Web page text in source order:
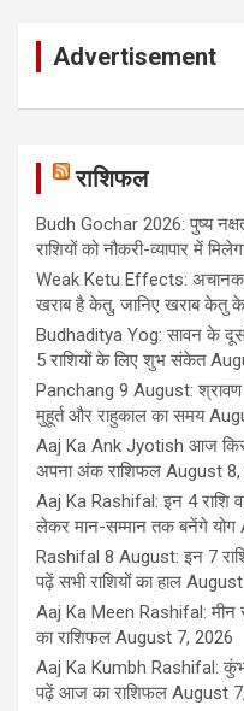
Advertisement
राशिफल
Budh Gochar 2026: पुष्य
राशियों को नौकरी-व्यापार में
Weak Ketu Effects: अचानक
खराब है केतु, जानिए खराब केतु
Budhaditya Yog: सावन के दूसरे
5 राशियों के लिए शुभ संकेत
Panchang 9 August: श्रावण
मुहूर्त और राहुकाल का समय
Aaj Ka Ank Jyotish आज किसे
अपना अंक राशिफल August 8,
Aaj Ka Rashifal: इन 4 राशि
लेकर मान-सम्मान तक बनेंगे योग
Rashifal 8 August: इन 7
पढ़ें सभी राशियों का हाल
Aaj Ka Meen Rashifal: मीन
का राशिफल August 7, 2026
Aaj Ka Kumbh Rashifal: कुंभ
पढ़ें आज का राशिफल August